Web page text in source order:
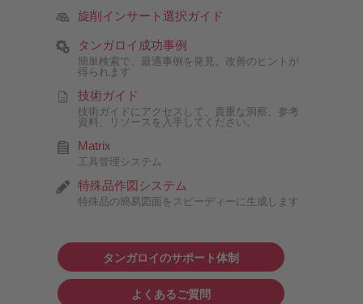
旋削インサート選択ガイド
タンガロイ成功事例
簡単検索で、最適事例を発見。改善のヒントが
得られます
技術ガイド
技術ガイドにアクセスして、貴重な洞察、参考
資料、リソースを入手してください。
Matrix
工具管理システム
特殊品作図システム
特殊品の簡易図面をスピーディーに生成します
タンガロイのサポート体制
よくあるご質問